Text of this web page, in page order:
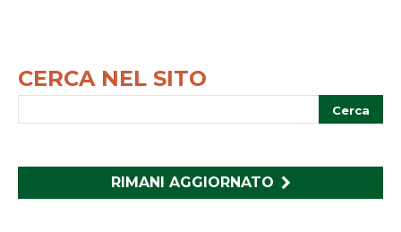
CERCA NEL SITO
RIMANI AGGIORNATO